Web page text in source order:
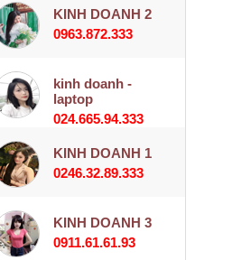
KINH DOANH 2
0963.872.333
kinh doanh -
laptop
024.665.94.333
KINH DOANH 1
0246.32.89.333
KINH DOANH 3
0911.61.61.93